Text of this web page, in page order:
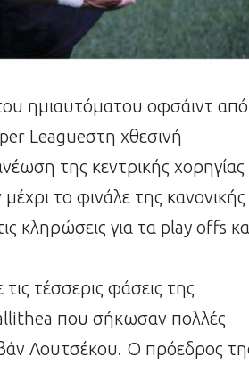
ημιαυτόματου οφσάιντ
Leagueστη χθεσινή
της κεντρικής χορηγίας
το φινάλε της κανονικής
κληρώσεις για τα play offs
τέσσερις φάσεις της
που σήκωσαν πολλές
Λουτσέκου. Ο πρόεδρος